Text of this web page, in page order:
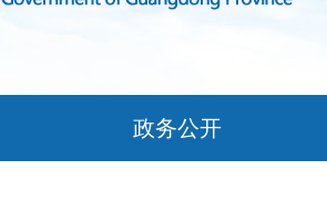
政务公开